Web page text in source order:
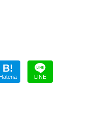
B!
LINE